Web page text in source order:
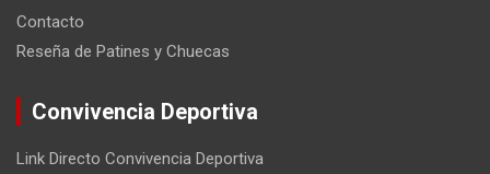
Contacto
Reseña de Patines y Chuecas
Convivencia Deportiva
Link Directo Convivencia Deportiva